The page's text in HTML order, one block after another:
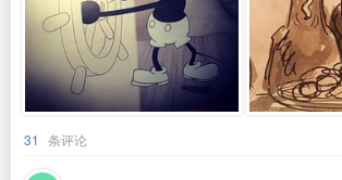
31 条评论